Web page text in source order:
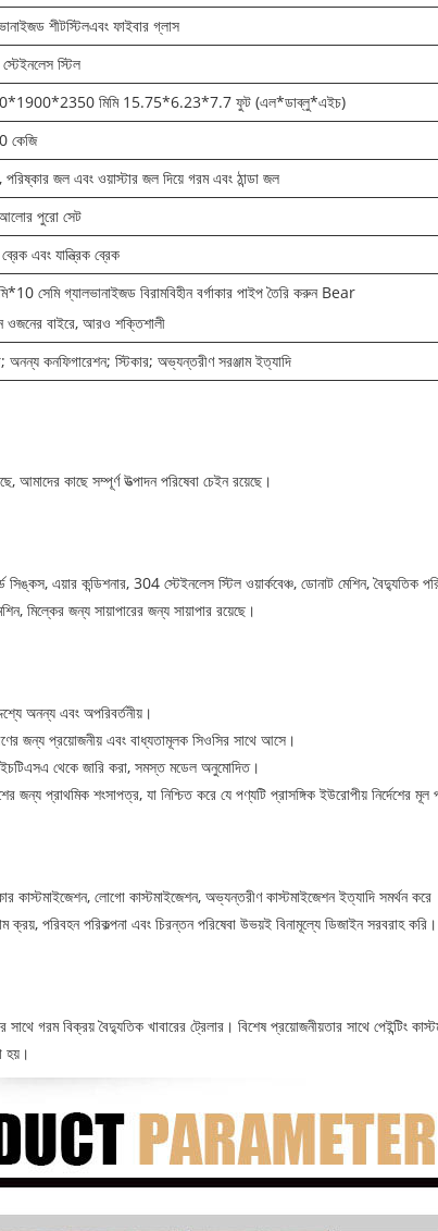
শীটস্টিলএবং ফাইবার গ্লাস
স্টিল
মিমি 15.75*6.23*7.7 ফুট (এল*ডাব্লু*এইচ)
কেজি
পরিষ্কার জল এবং ওয়াস্টার জল দিয়ে গরম এবং ঠান্ডা জল
পুরো সেট
ব্রেক এবং যান্ত্রিক ব্রেক
সেমি গ্যালভানাইজড বিরামবিহীন বর্গাকার পাইপ তৈরি করুন Bear
ওজনের বাইরে, আরও শক্তিশালী
অনন্য কনফিগারেশন; স্টিকার; অভ্যন্তরীণ সরঞ্জাম ইত্যাদি
আমাদের কাছে সম্পূর্ণ উত্পাদন পরিষেবা চেইন রয়েছে।
সিঙ্কস, এয়ার কন্ডিশনার, 304 স্টেইনলেস স্টিল ওয়ার্কবেঞ্চ, ডোনাট মেশিন,
মিল্কের জন্য সায়াপারের জন্য সায়াপার রয়েছে।
অনন্য এবং অপরিবর্তনীয়।
জন্য প্রয়োজনীয় এবং বাধ্যতামূলক সিওসির সাথে আসে।
থেকে জারি করা, সমস্ত মডেল অনুমোদিত।
জন্য প্রাথমিক শংসাপত্র, যা নিশ্চিত করে যে পণ্যটি প্রাসঙ্গিক ইউরোপীয় নির্দেশের
কাস্টমাইজেশন, লোগো কাস্টমাইজেশন, অভ্যন্তরীণ কাস্টমাইজেশন ইত্যাদি সমর্থন করে
পরিবহন পরিকল্পনা এবং চিরন্তন পরিষেবা উভয়ই বিনামূল্যে ডিজাইন সরবরাহ করি।
গরম বিক্রয় বৈদ্যুতিক খাবারের ট্রেলার। বিশেষ প্রয়োজনীয়তার সাথে পেইন্টিং
হয়।